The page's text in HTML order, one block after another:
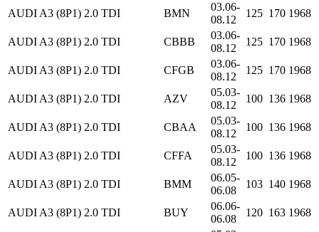
AUDI A3 (8P1) 2.0 TDI
BMN
03.06-
08.12
125 170 1968
AUDI A3 (8P1) 2.0 TDI CBBB
03.06-
08.12
125 170 1968
AUDI A3 (8P1) 2.0 TDI CFGB
03.06-
08.12
125 170 1968
AUDI A3 (8P1) 2.0 TDI AZV
05.03-
08.12
100 136 1968
AUDI A3 (8P1) 2.0 TDI CBAA
05.03-
08.12
100 136 1968
AUDI A3 (8P1) 2.0 TDI CFFA
05.03-
08.12
100 136 1968
AUDI A3 (8P1) 2.0 TDI BMM
06.05-
06.08
103 140 1968
AUDI A3 (8P1) 2.0 TDI BUY
06.06-
06.08
120 163 1968